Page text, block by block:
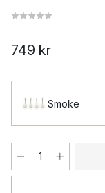
749 kr
Smoke